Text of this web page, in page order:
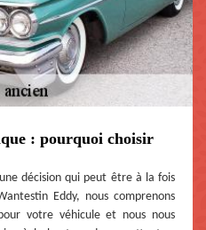
: pourquoi choisir
décision qui peut être à la fois
Eddy, nous comprenons
votre véhicule et nous nous